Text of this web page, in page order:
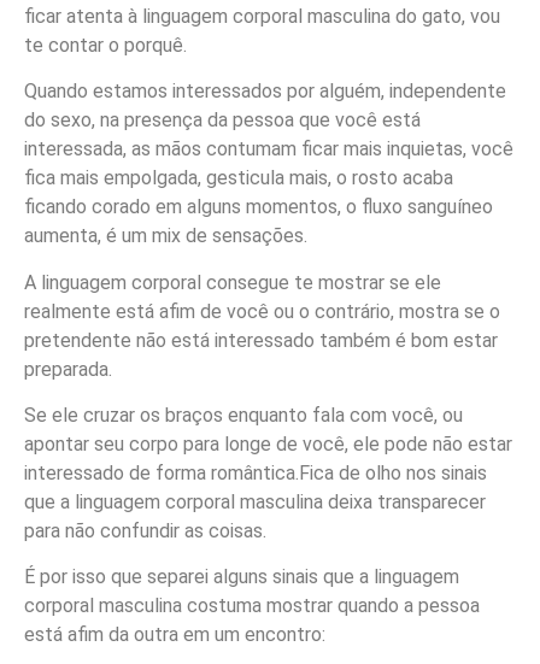
ficar atenta à linguagem corporal masculina do gato, vou
te contar o porquê.
Quando estamos interessados por alguém, independente
do sexo, na presença da pessoa que você está
interessada, as mãos contumam ficar mais inquietas, você
fica mais empolgada, gesticula mais, o rosto acaba
ficando corado em alguns momentos, o fluxo sanguíneo
aumenta, é um mix de sensações.
A linguagem corporal consegue te mostrar se ele
realmente está afim de você ou o contrário, mostra se o
pretendente não está interessado também é bom estar
preparada.
Se ele cruzar os braços enquanto fala com você, ou
apontar seu corpo para longe de você, ele pode não estar
interessado de forma romântica.Fica de olho nos sinais
que a linguagem corporal masculina deixa transparecer
para não confundir as coisas.
É por isso que separei alguns sinais que a linguagem
corporal masculina costuma mostrar quando a pessoa
está afim da outra em um encontro: